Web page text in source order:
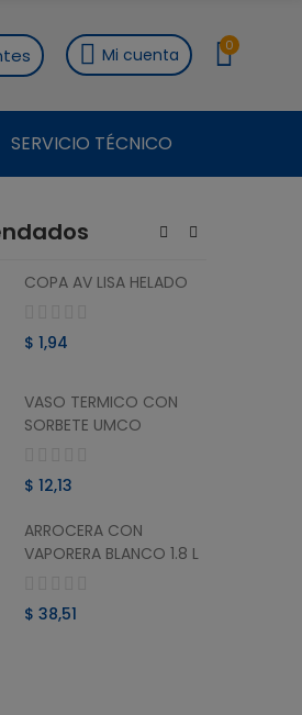
Mi cuenta 0
SERVICIO TÉCNICO
COPA AV LISA HELADO
$ 1,94
VASO TERMICO CON
SORBETE UMCO
$ 12,13
ARROCERA CON
VAPORERA BLANCO 1.8 L
$ 38,51